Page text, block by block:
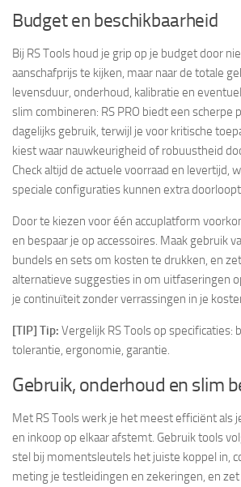
Budget en beschikbaarheid
Bij RS Tools houd je grip op je budget door
aanschafprijs te kijken, maar naar de totale
levensduur, onderhoud, kalibratie en
slim combineren: RS PRO biedt een
dagelijks gebruik, terwijl je voor kritische
kiest waar nauwkeurigheid of robuustheid
Check altijd de actuele voorraad en levertijd,
speciale configuraties kunnen extra
Door te kiezen voor één accuplatform
en bespaar je op accessoires. Maak gebruik
bundels en sets om kosten te drukken, en
alternatieve suggesties in om uitfaseringen
je continuïteit zonder verrassingen in je
[TIP] Tip: Vergelijk RS Tools op specificaties:
tolerantie, ergonomie, garantie.
Gebruik, onderhoud en slim
Met RS Tools werk je het meest efficiënt als
en inkoop op elkaar afstemt. Gebruik tools
stel bij momentsleutels het juiste koppel in,
meting je testleidingen en zekeringen, en